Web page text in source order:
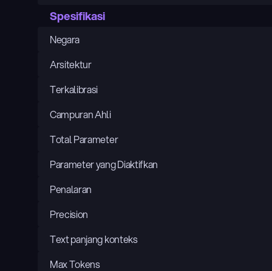
Spesifikasi
Negara
Arsitektur
Terkalibrasi
Campuran Ahli
Total Parameter
Parameter yang Diaktifkan
Penalaran
Precision
Text panjang konteks
Max Tokens